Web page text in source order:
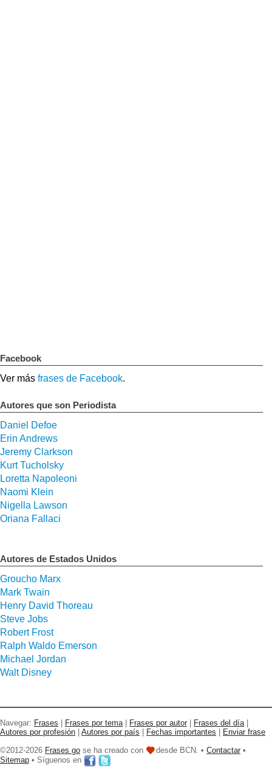
Facebook
Ver más frases de Facebook.
Autores que son Periodista
Daniel Defoe
Erin Andrews
Jeremy Clarkson
Kurt Tucholsky
Loretta Napoleoni
Naomi Klein
Nigella Lawson
Oriana Fallaci
Autores de Estados Unidos
Groucho Marx
Mark Twain
Henry David Thoreau
Steve Jobs
Robert Frost
Ralph Waldo Emerson
Michael Jordan
Walt Disney
Navegar: Frases Frases por tema| Frases por autor Frases del día|
Autores por profesión
Autores por país Fechas importantes
Enviar frase
©2012-2026 Frases go se ha creado con desde BCN. • Contactar •
Sitemap • Síguenos en